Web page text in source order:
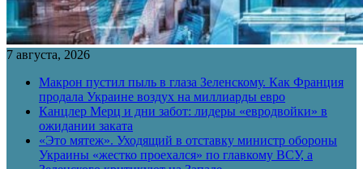
7 августа, 2026
Макрон пустил пыль в глаза Зеленскому. Как Франция
продала Украине воздух на миллиарды евро
Канцлер Мерц и дни забот: лидеры «евродвойки» в
ожидании заката
«Это мятеж». Уходящий в отставку министр обороны
Украины «жестко проехался» по главкому ВСУ, а